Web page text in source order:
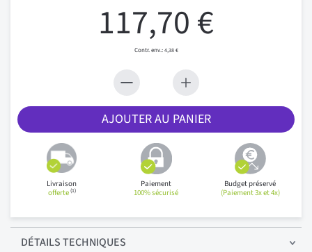
117,70 €
4,38 €
AJOUTER AU PANIER
Livraison
offerte(1)
Paiement
100% sécurisé
Budget préservé
(Paiement 3x et 4x)
DÉTAILSTECHNIQUES